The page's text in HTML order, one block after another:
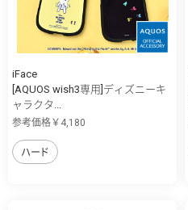
iFace
[AQUOS wish3専用]ディズニーキ
ャラクタ...
参考価格￥4,180
ハード